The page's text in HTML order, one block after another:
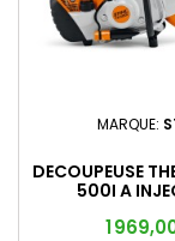
MARQUE:
DECOUPEUSE
500I A
Prix
1